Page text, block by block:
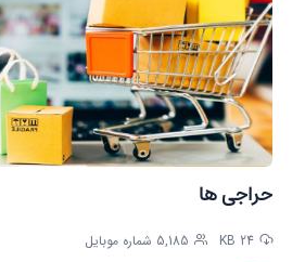
حراجی ها
24 KB 5,185 شماره موبایل